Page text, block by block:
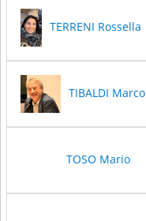
TERRENI Rossella
TIBALDI Marco
TOSO Mario